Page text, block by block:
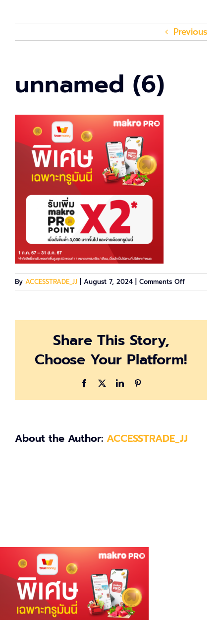
Previous
unnamed (6)
By ACCESSTRADE_JJ August 7, 2024 Comments Offon
unnamed
Share This Story,
Choose Your Platform!
Facebook LinkedIn
About the Author: ACCESSTRADE_JJ